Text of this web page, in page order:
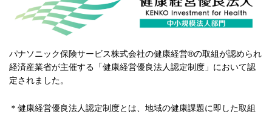
パナソニック保険サービス株式会社の健康経営®の取組が認められ
経済産業省が主催する「健康経営優良法人認定制度」において認
定されました。
＊健康経営優良法人認定制度とは、地域の健康課題に即した取組